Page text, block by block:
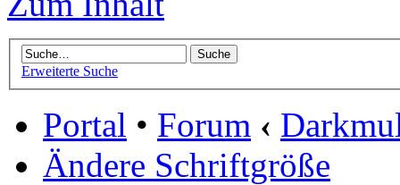
Erweiterte Suche
Portal • Forum ‹
Ändere Schriftgröße